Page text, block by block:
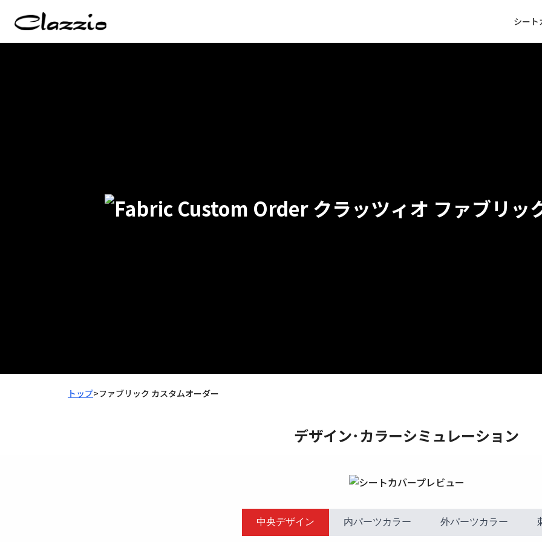
シート
クラッツィオ ファブリッ
トップ>ファブリック カスタムオーダー
デザイン･カラーシミュレーション
中央デザイン 内パーツカラー 外パーツカラー